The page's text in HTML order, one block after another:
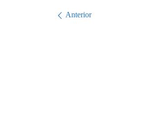
Navigare în
Anterior